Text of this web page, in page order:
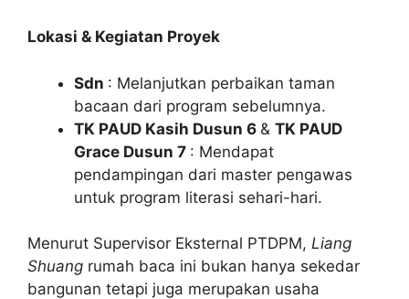
Lokasi & Kegiatan Proyek
Sdn : Melanjutkan perbaikan taman
bacaan dari program sebelumnya.
TK PAUD Kasih Dusun 6 & TK PAUD
Grace Dusun 7 : Mendapat
pendampingan dari master pengawas
untuk program literasi sehari-hari.
Menurut Supervisor Eksternal PTDPM, Liang
Shuang rumah baca ini bukan hanya sekedar
bangunan tetapi juga merupakan usaha